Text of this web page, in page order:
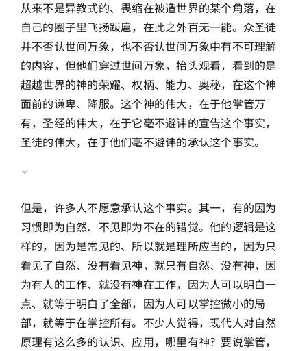
从来不是异教式的、畏缩在被造世界的某个角落，在
自己的圈子里飞扬跋扈，在此之外百无一能。众圣徒
并不否认世间万象，也不否认世间万象中有不可理解
的内容，但他们穿过世间万象，抬头观看，看到的是
超越世界的神的荣耀、权柄、能力、奥秘，在这个神
面前的谦卑、降服。这个神的伟大，在于他掌管万
有，圣经的伟大，在于它毫不避讳的宣告这个事实，
圣徒的伟大，在于他们毫不避讳的承认这个事实。
但是，许多人不愿意承认这个事实。其一，有的因为
习惯即为自然、不见即为不在的错觉。他的逻辑是这
样的，因为是常见的、所以就是理所应当的，因为只
看见了自然、没有看见神，就只有自然、没有神，因
为有人的工作、就没有神在工作，因为人可以明白一
点、就等于明白了全部，因为人可以掌控微小的局
部，就等于在掌控所有。不少人觉得，现代人对自然
原理有这么多的认识、应用，哪里有神？要说掌管，